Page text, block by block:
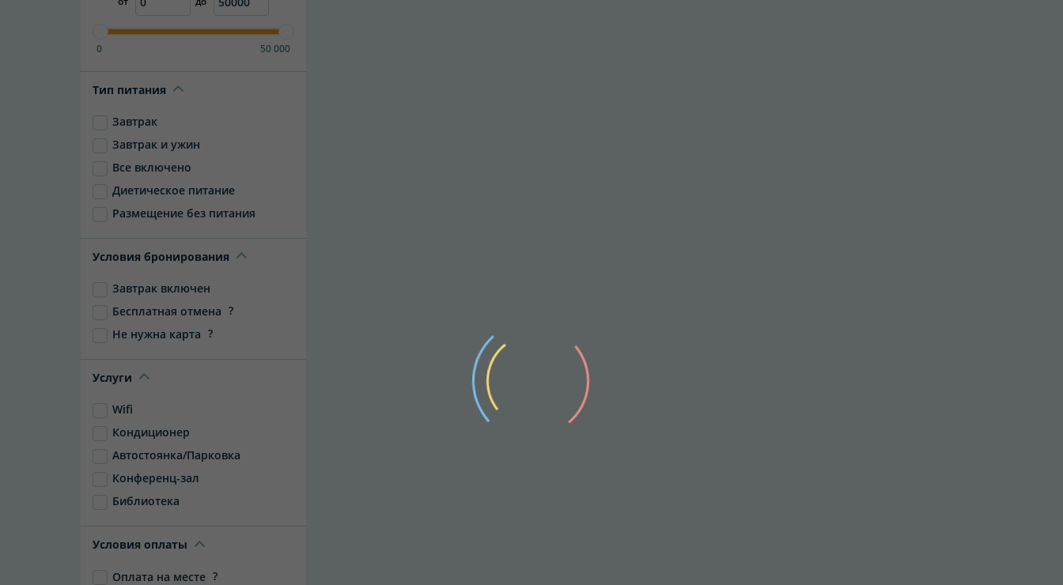
0 50 000
Тип питания
Завтрак
Завтрак и ужин
Все включено
Диетическое питание
Размещение без питания
Условия бронирования
Завтрак включен
Бесплатная отмена ?
Не нужна карта ?
Услуги
Wifi
Кондиционер
Автостоянка/Парковка
Конференц-зал
Библиотека
Условия оплаты
Оплата на месте ?